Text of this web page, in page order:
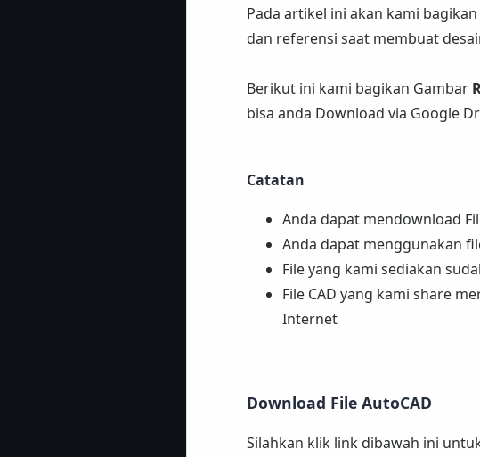
Pada artikel ini akan kami
dan referensi saat membuat
Berikut ini kami bagikan Gambar
bisa anda Download via Google
Catatan
Anda dapat mendownload
Anda dapat menggunakan
File yang kami sediakan
File CAD yang kami share
Internet
Download File AutoCAD
Silahkan klik link dibawah ini